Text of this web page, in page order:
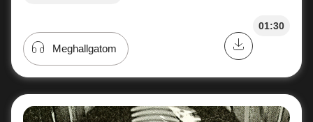
01:30
Meghallgatom